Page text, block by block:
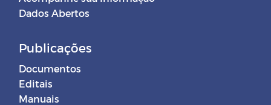
Dados Abertos
Publicações
Documentos
Editais
Manuais